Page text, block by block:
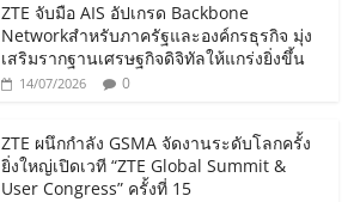
ZTE จับมือ AIS อัปเกรด Backbone
Networkสำหรับภาครัฐและองค์กรธุรกิจ มุ่ง
เสริมรากฐานเศรษฐกิจดิจิทัลให้แกร่งยิ่งขึ้น
14/07/2026 0
ZTE ผนึกกำลัง GSMA จัดงานระดับโลกครั้ง
ยิ่งใหญ่เปิดเวที “ZTE Global Summit &
User Congress” ครั้งที่ 15